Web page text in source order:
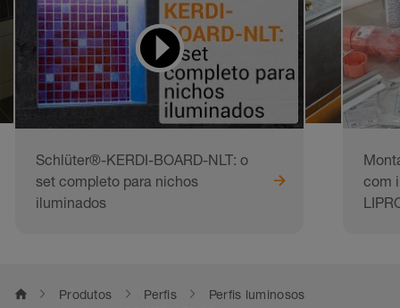
Schlüter®-KERDI-BOARD-NLT: o
set completo para nichos
iluminados
com
home Produtos Perfis
Perfis luminosos